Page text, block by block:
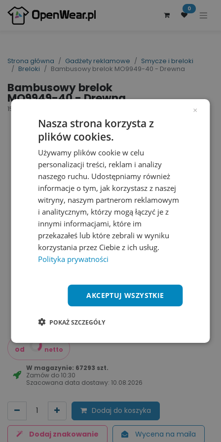
0
Strona główna Gadżety reklamowe
Smycze i breloki
Breloki
Bambusowy brelok MO9949-40 - Drewna
Bambusowy brelok
MO9949-40 - Drewna
156380
od netto
W magazynie: 67293 szt.
Zamów do 10:30
Szacowana data dostawy:10.08.2026
Dodaj do koszyka
Dodaj znakowanie Wycena na maila
×
Nasza strona korzysta z
plików cookies.
Używamy plików cookie w celu
personalizacji treści, reklam i analizy
naszego ruchu. Udostępniamy również
informacje o tym, jak korzystasz z naszej
witryny, naszym partnerom reklamowym
i analitycznym, którzy mogą łączyć je z
innymi informacjami, które im
przekazałeś lub które zebrali w wyniku
korzystania przez Ciebie z ich usług.
Polityka prywatności
AKCEPTUJ WSZYSTKIE
POKAŻ SZCZEGÓŁY